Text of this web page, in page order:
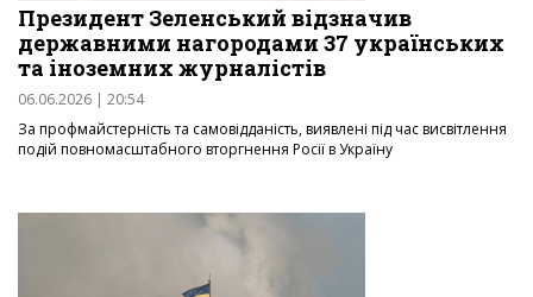
Президент Зеленський відзначив
державними нагородами 37 українських
та іноземних журналістів
06.06.2026 | 20:54
За профмайстерність та самовідданість, виявлені під час висвітлення
подій повномасштабного вторгнення Росії в Україну